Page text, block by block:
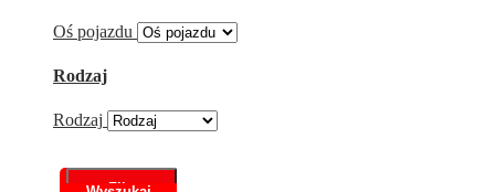
Oś pojazdu
Rodzaj
Rodzaj
Filtr